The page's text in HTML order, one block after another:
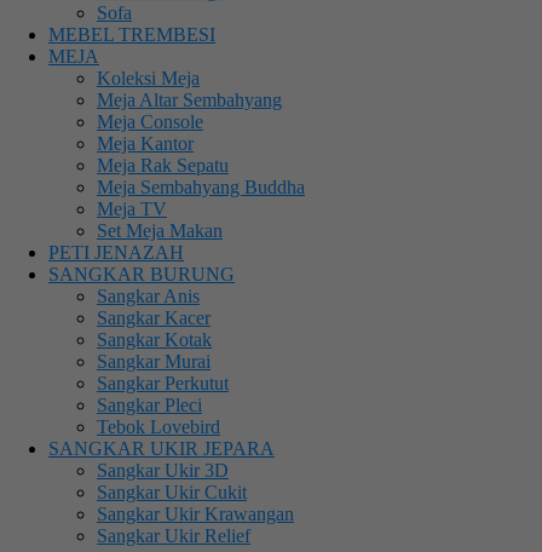
Sofa
MEBEL TREMBESI
MEJA
Koleksi Meja
Meja Altar Sembahyang
Meja Console
Meja Kantor
Meja Rak Sepatu
Meja Sembahyang Buddha
Meja TV
Set Meja Makan
PETI JENAZAH
SANGKAR BURUNG
Sangkar Anis
Sangkar Kacer
Sangkar Kotak
Sangkar Murai
Sangkar Perkutut
Sangkar Pleci
Tebok Lovebird
SANGKAR UKIR JEPARA
Sangkar Ukir 3D
Sangkar Ukir Cukit
Sangkar Ukir Krawangan
Sangkar Ukir Relief